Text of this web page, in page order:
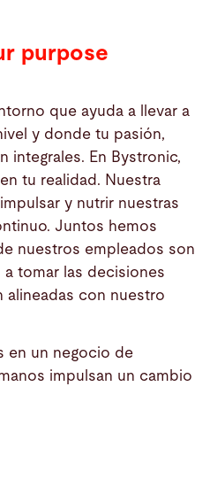
purpose
que ayuda a llevar a
y donde tu pasión,
integrales. En Bystronic,
tu realidad. Nuestra
y nutrir nuestras
Juntos hemos
nuestros empleados son
tomar las decisiones
alineadas con nuestro
en un negocio de
impulsan un cambio